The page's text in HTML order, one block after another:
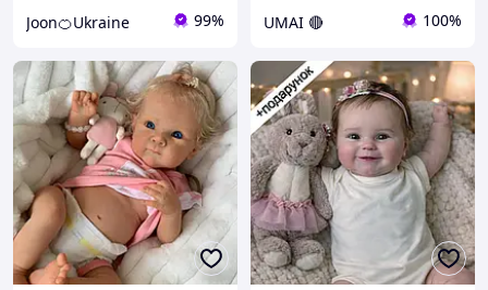
Joon🍊Ukraine 99% UMAI 🔴 100%